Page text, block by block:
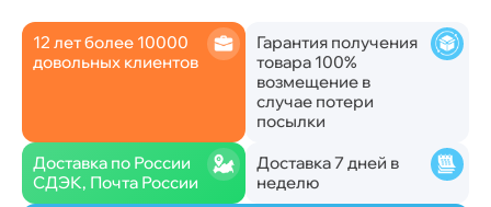
12 лет более 10000
довольных клиентов
Гарантия получения
товара 100%
возмещение в
случае потери
посылки
Доставка по России
СДЭК, Почта России
Доставка 7 дней в
неделю